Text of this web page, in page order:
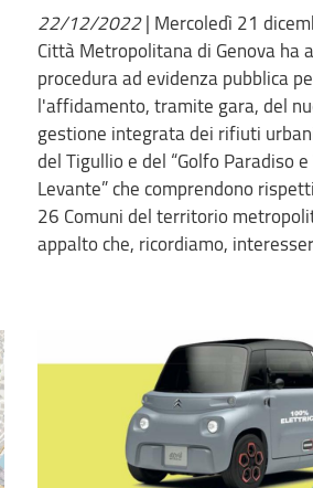
22/12/2022| Mercoledì 21
Città Metropolitana di Genova ha
procedura ad evidenza pubblica
l'affidamento, tramite gara, del
gestione integrata dei rifiuti
del Tigullio e del “Golfo Paradiso
Levante” che comprendono
26 Comuni del territorio
appalto che, ricordiamo,